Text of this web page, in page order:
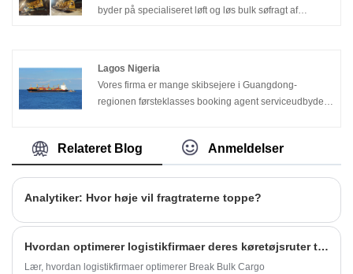
byder på specialiseret løft og løs bulk søfragt af
Lagos Nigeria
Vores firma er mange skibsejere i Guangdong-
regionen førsteklasses booking agent serviceudbydere
Relateret Blog Anmeldelser
Analytiker: Hvor høje vil fragtraterne toppe?
Hvordan optimerer logistikfirmaer deres køretøjsruter til pausen bulk lasttransport?
Lær, hvordan logistikfirmaer optimerer Break Bulk Cargo